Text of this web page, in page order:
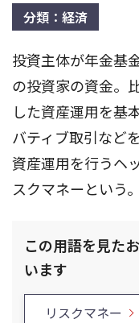
分類：経済
投資主体が年金基
の投資家の資金。
した資産運用を基
バティブ取引など
資産運用を行うヘ
スクマネーという。
この用語を見た
います
リスクマネー